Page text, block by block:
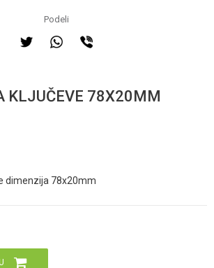
Podeli
KLJUČEVE 78X20MM
dimenzija 78x20mm